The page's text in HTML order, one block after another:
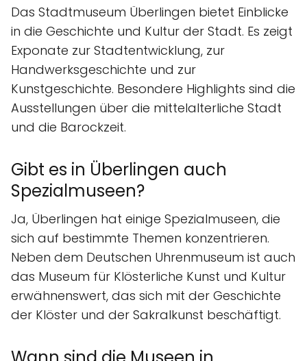
Das Stadtmuseum Überlingen bietet Einblicke
in die Geschichte und Kultur der Stadt. Es zeigt
Exponate zur Stadtentwicklung, zur
Handwerksgeschichte und zur
Kunstgeschichte. Besondere Highlights sind die
Ausstellungen über die mittelalterliche Stadt
und die Barockzeit.
Gibt es in Überlingen auch
Spezialmuseen?
Ja, Überlingen hat einige Spezialmuseen, die
sich auf bestimmte Themen konzentrieren.
Neben dem Deutschen Uhrenmuseum ist auch
das Museum für Klösterliche Kunst und Kultur
erwähnenswert, das sich mit der Geschichte
der Klöster und der Sakralkunst beschäftigt.